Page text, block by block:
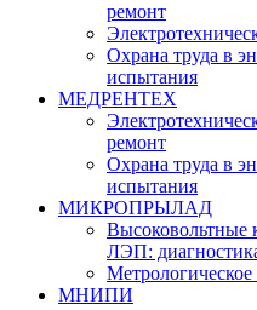
ремонт
Охрана труда в
испытания
МЕДРЕНТЕХ
ремонт
Охрана труда в
испытания
МИКРОПРЫЛАД
Высоковольтные
ЛЭП:
МНИПИ